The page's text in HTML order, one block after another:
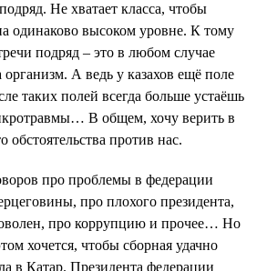
Не хватает класса, чтобы
одинаково высоком уровне. К тому
подряд – это в любом случае
организм. А ведь у казахов ещё поле
таких полей всегда больше устаёшь
В общем, хочу верить в
обстоятельства против нас.
про проблемы в федерации
про плохого президента,
про коррупцию и прочее… Но
хочется, чтобы сборная удачно
в Катар. Президента федерации